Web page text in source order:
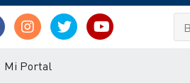
Mi Portal